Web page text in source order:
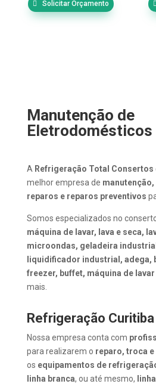
Solicitar Orçamento
Manutenção de
Eletrodomésticos
A Refrigeração Total Consertos
melhor empresa de
reparos e reparos preventivos
Somos especializados no
máquina de lavar, lava e seca,
microondas, geladeira
liquidificador industrial, adega,
freezer, buffet, máquina de
mais.
Refrigeração Curitiba
Nossa empresa conta com
para realizarem o reparo, troca
os equipamentos de
linha branca, ou até mesmo,